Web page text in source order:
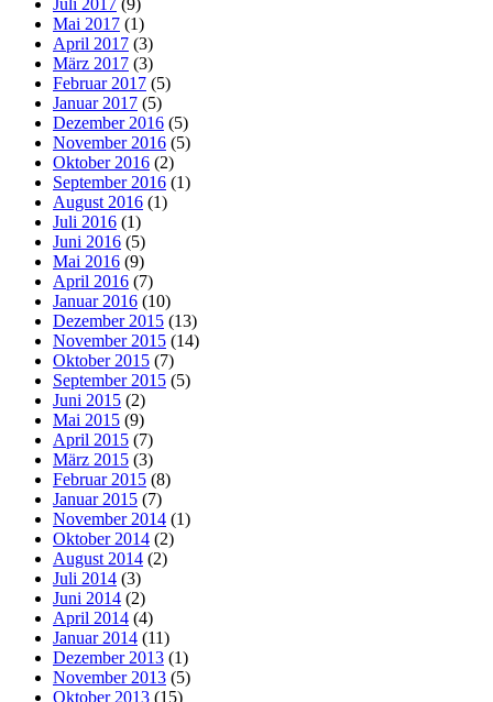
Juli 2017 (9)
Mai 2017 (1)
April 2017 (3)
März 2017 (3)
Februar 2017 (5)
Januar 2017 (5)
Dezember 2016 (5)
November 2016 (5)
Oktober 2016 (2)
September 2016 (1)
August 2016 (1)
Juli 2016 (1)
Juni 2016 (5)
Mai 2016 (9)
April 2016 (7)
Januar 2016 (10)
Dezember 2015 (13)
November 2015 (14)
Oktober 2015 (7)
September 2015 (5)
Juni 2015 (2)
Mai 2015 (9)
April 2015 (7)
März 2015 (3)
Februar 2015 (8)
Januar 2015 (7)
November 2014 (1)
Oktober 2014 (2)
August 2014 (2)
Juli 2014 (3)
Juni 2014 (2)
April 2014 (4)
Januar 2014 (11)
Dezember 2013 (1)
November 2013 (5)
Oktober 2013 (15)